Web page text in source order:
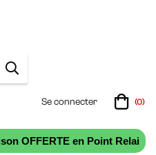
Se connecter (0)
OFFERTE en Point Relai